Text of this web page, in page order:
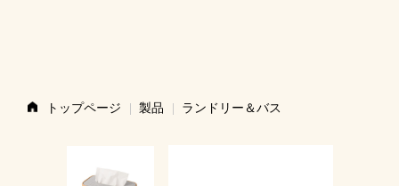
トップページ 製品 ランドリー＆バス
製品